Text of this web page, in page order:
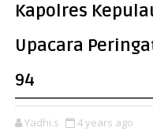
Kapolres
Upacara
94
Yadhi.s 4 years ago